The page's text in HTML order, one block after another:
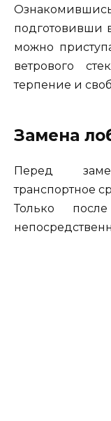
подготовивши
можно
ветрового
терпение и
Замена
Перед
транспортное
Только